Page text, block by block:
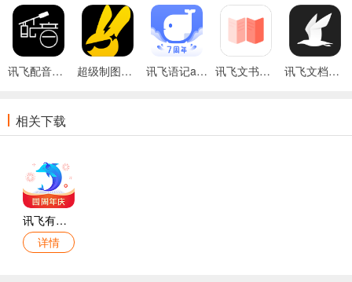
讯飞配音免费版 超级制图最新版本 讯飞语记app官方版 讯飞文书手机版 讯飞文档手机版
相关下载
讯飞有声会员永不升级版
详情